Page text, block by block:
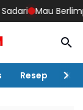
Mau Berlimpah
Resep